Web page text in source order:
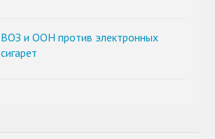
ВОЗ и ООН против электронных
сигарет